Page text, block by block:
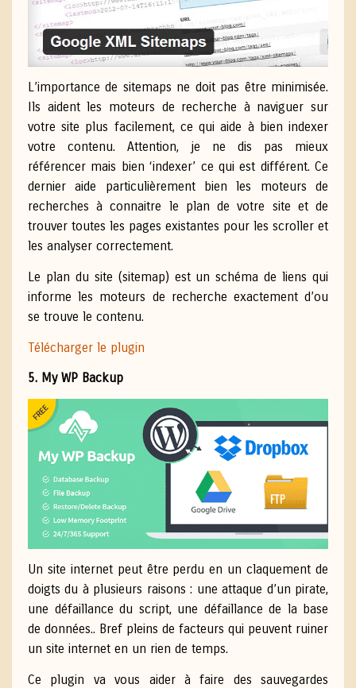
L’importance de sitemaps ne doit pas être minimisée.
Ils aident les moteurs de recherche à naviguer sur
votre site plus facilement, ce qui aide à bien indexer
votre contenu. Attention, je ne dis pas mieux
référencer mais bien ‘indexer’ ce qui est différent. Ce
dernier aide particulièrement bien les moteurs de
recherches à connaitre le plan de votre site et de
trouver toutes les pages existantes pour les scroller et
les analyser correctement.
Le plan du site (sitemap) est un schéma de liens qui
informe les moteurs de recherche exactement d’ou
se trouve le contenu.
Télécharger le plugin
5. My WP Backup
Un site internet peut être perdu en un claquement de
doigts du à plusieurs raisons : une attaque d’un pirate,
une défaillance du script, une défaillance de la base
de données.. Bref pleins de facteurs qui peuvent ruiner
un site internet en un rien de temps.
Ce plugin va vous aider à faire des sauvegardes